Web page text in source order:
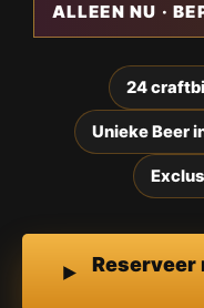
ALLEEN NU ·
24
Unieke Beer